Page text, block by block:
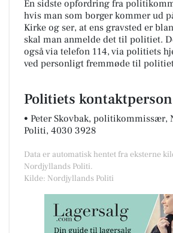
En sidste opfordring fra
hvis man som borger kommer ud
Kirke og ser, at ens gravsted er
skal man anmelde det til politiet.
også via telefon 114, via politiets
ved personligt fremmøde til
Politiets
• Peter Skovbak, politikommissær,
Politi, 4030 3928
Data er automatisk hentet fra eksterne
Nordjyllands Politi.
Kilde: Nordjyllands Politi